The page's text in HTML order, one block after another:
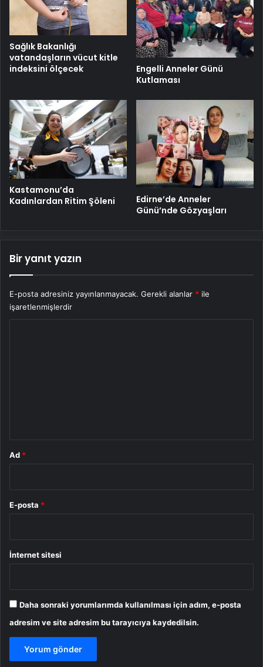
Sağlık Bakanlığı
vatandaşların vücut kitle
indeksini ölçecek
Engelli Anneler Günü
Kutlaması
Kastamonu’da
Kadınlardan Ritim Şöleni
Edirne’de Anneler
Günü’nde Gözyaşları
Bir yanıt yazın
E-posta adresiniz yayınlanmayacak. Gerekli alanlar * ile
işaretlenmişlerdir
Ad *
E-posta *
İnternet sitesi
Daha sonraki yorumlarımda kullanılması için adım, e-posta
adresim ve site adresim bu tarayıcıya kaydedilsin.